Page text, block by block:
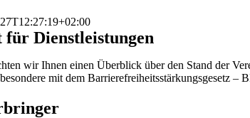
Dienstleistungen
wir Ihnen einen Überblick über den Stand der
mit dem Barrierefreiheitsstärkungsgesetz –